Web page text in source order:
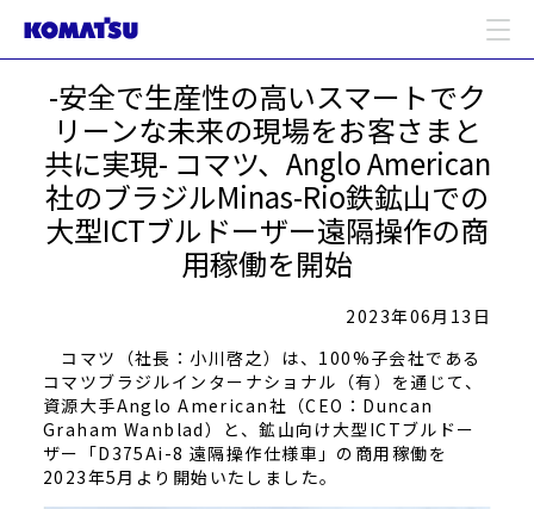
-安全で生産性の高いスマートでク
リーンな未来の現場をお客さまと
共に実現- コマツ、Anglo American
社のブラジルMinas-Rio鉄鉱山での
大型ICTブルドーザー遠隔操作の商
用稼働を開始
2023年06月13日
コマツ（社長：小川啓之）は、100%子会社である
コマツブラジルインターナショナル（有）を通じて、
資源大手Anglo American社（CEO：Duncan
Graham Wanblad）と、鉱山向け大型ICTブルドー
ザー「D375Ai-8 遠隔操作仕様車」の商用稼働を
2023年5月より開始いたしました。